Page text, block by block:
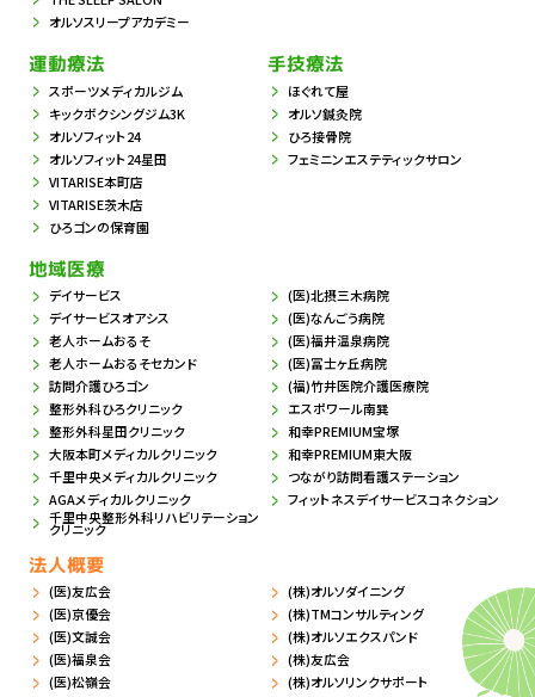
オルソスリープアカデミー
運動療法
スポーツメディカルジム
キックボクシングジム3K
オルソフィット24
オルソフィット24星田
VITARISE本町店
VITARISE茨木店
ひろゴンの保育園
手技療法
ほぐれて屋
オルソ鍼灸院
ひろ接骨院
フェミニンエステティックサロン
地域医療
デイサービス
デイサービスオアシス
老人ホームおるそ
老人ホームおるそセカンド
訪問介護ひろゴン
整形外科ひろクリニック
整形外科星田クリニック
大阪本町メディカルクリニック
千里中央メディカルクリニック
AGAメディカルクリニック
千里中央整形外科リハビリテーション
クリニック
(医)北摂三木病院
(医)なんごう病院
(医)福井温泉病院
(医)冨士ヶ丘病院
(福)竹井医院介護医療院
エスポワール南巽
和幸PREMIUM宝塚
和幸PREMIUM東大阪
つながり訪問看護ステーション
フィットネスデイサービスコネクション
法人概要
(医)友広会
(医)京優会
(医)文誠会
(医)福泉会
(医)松嶺会
(株)オルソダイニング
(株)TMコンサルティング
(株)オルソエクスパンド
(株)友広会
(株)オルソリンクサポート